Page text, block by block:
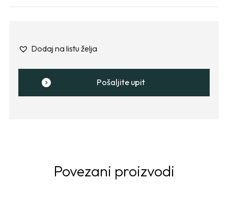
Dodaj na listu želja
Pošaljite upit
Povezani proizvodi